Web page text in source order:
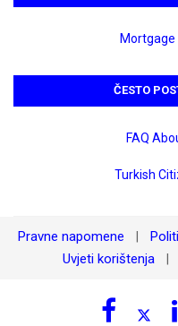
Mortgage
ČESTO
FAQ
Turkish
Pravne napomene
Uvjeti korištenja